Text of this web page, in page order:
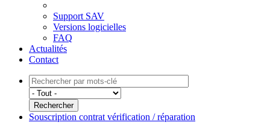
Support SAV
Versions logicielles
FAQ
Actualités
Contact
Souscription contrat vérification / réparation